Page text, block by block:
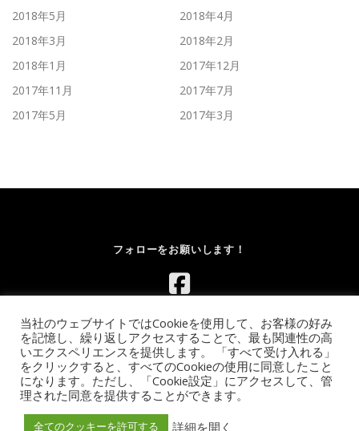
2018年5月
2018年4月
2018年3月
2018年2月
2018年1月
2017年12月
2017年11月
2017年7月
2017年5月
2017年3月
フォローをお願いします！
Copyright © 2026 レンタルボルダリングウォール.com｜イベント
向け移動式ウォールのレンタル【全国対応】
by FameThemes
当社のウェブサイトではCookieを使用して、お客様の好み
を記憶し、繰り返しアクセスすることで、最も関連性の高
いエクスペリエンスを提供します。 「すべて受け入れる」
をクリックすると、すべてのCookieの使用に同意したこと
になります。ただし、「Cookie設定」にアクセスして、管
理された同意を提供することができます。
全てのクッキーを許可する 詳細を開く